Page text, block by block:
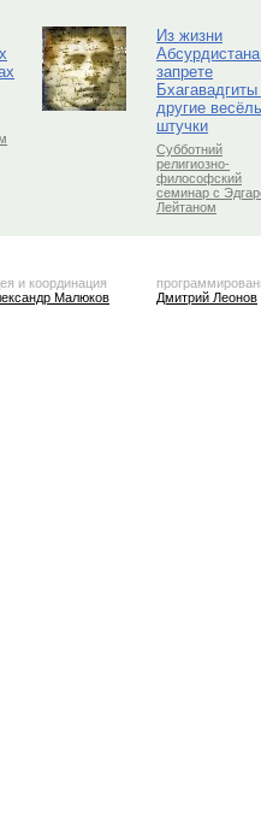
Из жизни
запрете
Бхагавадгиты
другие
штучки
Субботний
религиозно-
философский
семинар с
Лейтаном
и координация
Малюков
Дмитрий Леонов